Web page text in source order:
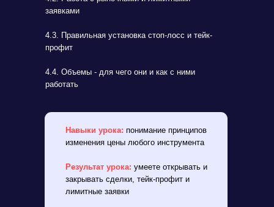
заявками
4.3. Правильная установка стоп-лосс и тейк-
профит
4.4. Объемы - для чего они и как с ними
работать
Навыки урока: понимание принципов
изменения цены любого инструмента
Результат урока: умеете открывать и
закрывать сделки, тейк-профит и
лимитные заявки